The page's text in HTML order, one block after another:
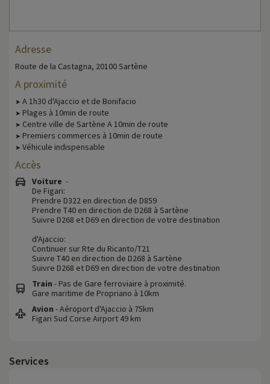
Adresse
Route de la Castagna, 20100 Sartène
A proximité
➤ A 1h30 d'Ajaccio et de Bonifacio
➤ Plages à 10min de route
➤ Centre ville de Sartène A 10min de route
➤ Premiers commerces à 10min de route
➤ Véhicule indispensable
Accès
Voiture -
De Figari:
Prendre D322 en direction de D859
Prendre T40 en direction de D268 à Sartène
Suivre D268 et D69 en direction de votre destination
d'Ajaccio:
Continuer sur Rte du Ricanto/T21
Suivre T40 en direction de D268 à Sartène
Suivre D268 et D69 en direction de votre destination
Train - Pas de Gare ferroviaire à proximité.
Gare maritime de Propriano à 10km
Avion - Aéroport d'Ajaccio à 75km
Figari Sud Corse Airport 49 km
Services